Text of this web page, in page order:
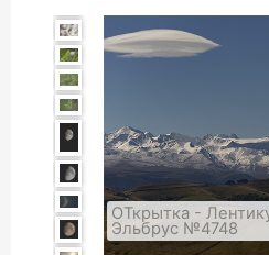
ОТкрытка -
Эльбрус №4748